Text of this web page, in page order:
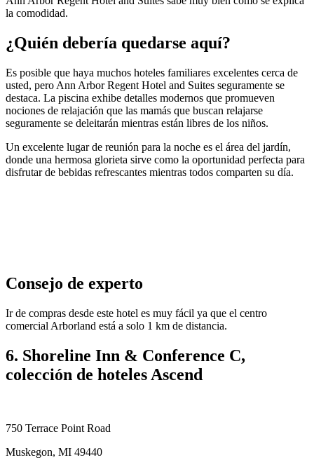
la comodidad.
¿Quién debería quedarse aquí?
Es posible que haya muchos hoteles familiares excelentes cerca de
usted, pero Ann Arbor Regent Hotel and Suites seguramente se
destaca. La piscina exhibe detalles modernos que promueven
nociones de relajación que las mamás que buscan relajarse
seguramente se deleitarán mientras están libres de los niños.
Un excelente lugar de reunión para la noche es el área del jardín,
donde una hermosa glorieta sirve como la oportunidad perfecta para
disfrutar de bebidas refrescantes mientras todos comparten su día.
Consejo de experto
Ir de compras desde este hotel es muy fácil ya que el centro
comercial Arborland está a solo 1 km de distancia.
6. Shoreline Inn & Conference C,
colección de hoteles Ascend
750 Terrace Point Road
Muskegon, MI 49440